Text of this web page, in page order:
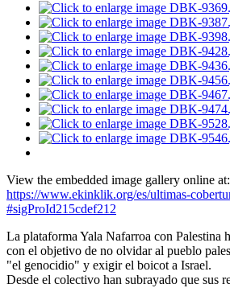
View the embedded image gallery online at:
https://www.ekinklik.org/es/ultimas-
#sigProId215cdef212
La plataforma Yala Nafarroa con Palestina
con el objetivo de no olvidar al pueblo
"el genocidio" y exigir el boicot a Israel.
Desde el colectivo han subrayado que sus